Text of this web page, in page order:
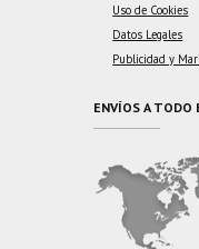
Uso de Cookies
Datos Legales
Publicidad y
ENVÍOS A TODO